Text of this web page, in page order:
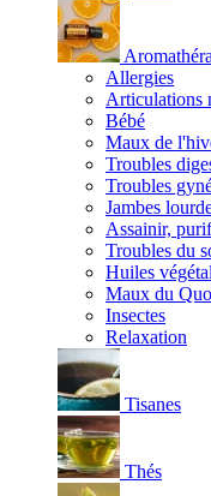
Allergies
Articulations
Bébé
Maux de
Troubles
Troubles
Jambes
Assainir,
Troubles du
Huiles
Maux du
Insectes
Relaxation
Tisanes
Thés